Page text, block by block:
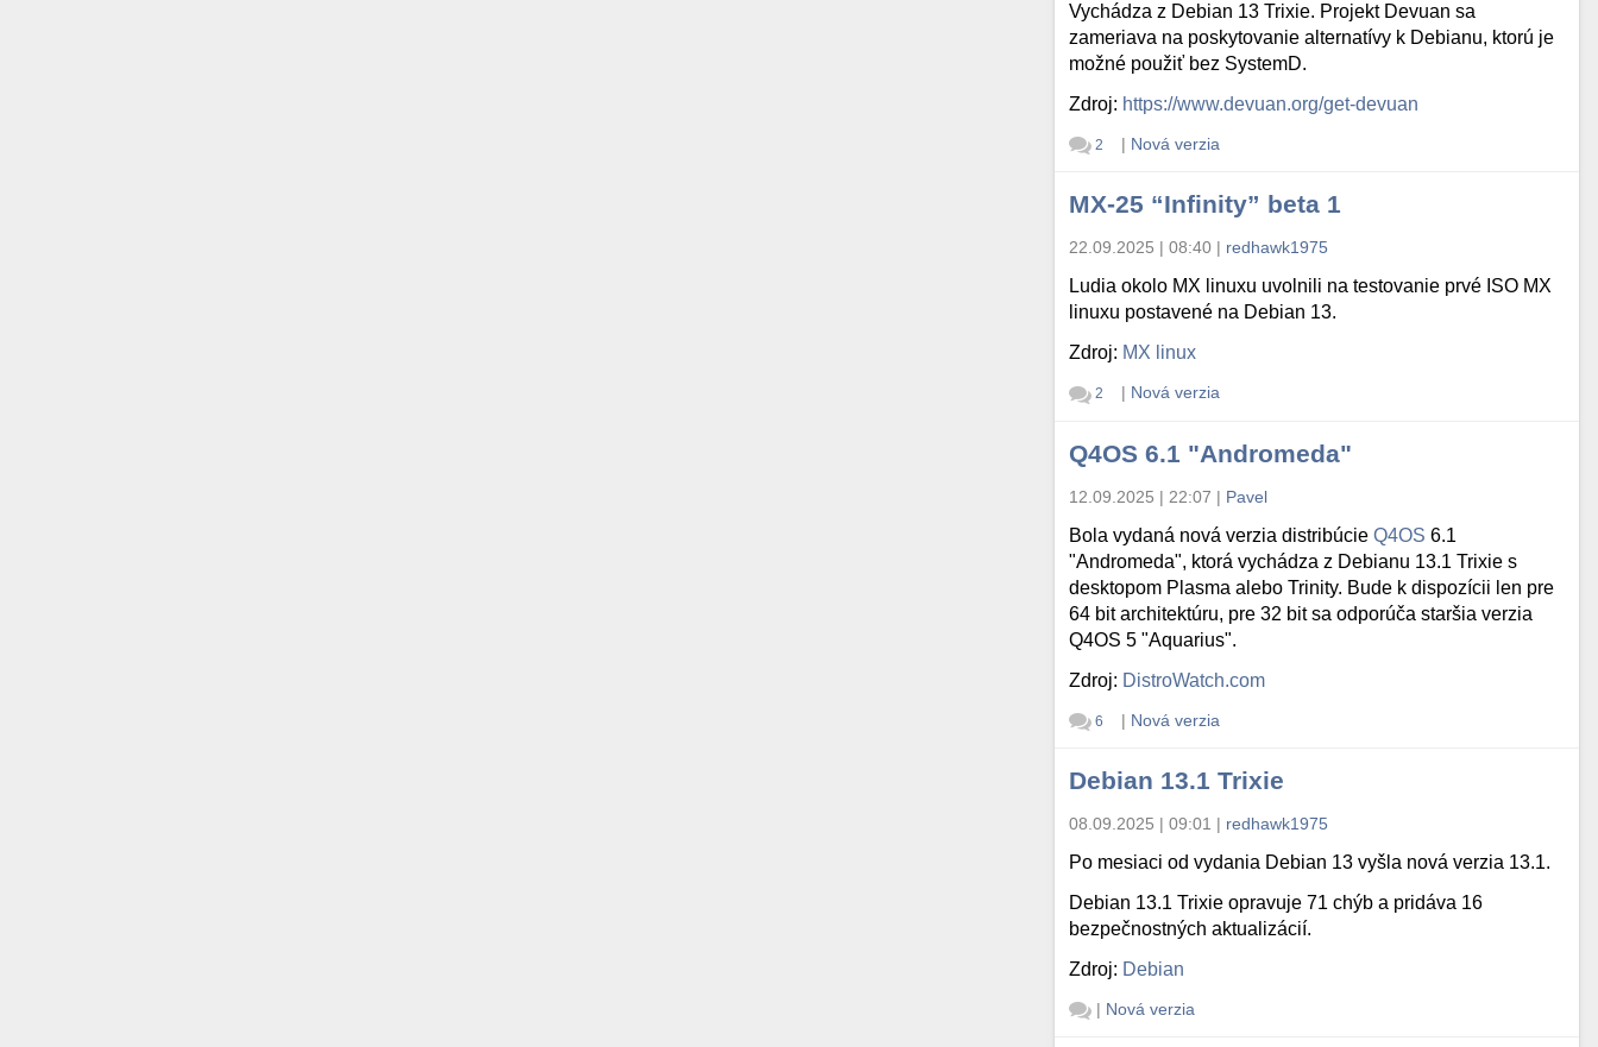
Vychádza z Debian 13 Trixie. Projekt Devuan sa
zameriava na poskytovanie alternatívy k Debianu, ktorú je
možné použiť bez SystemD.
Zdroj: https://www.devuan.org/get-devuan
2 | Nová verzia
MX-25 “Infinity” beta 1
22.09.2025 | 08:40 | redhawk1975
Ludia okolo MX linuxu uvolnili na testovanie prvé ISO MX
linuxu postavené na Debian 13.
Zdroj: MX linux
2 | Nová verzia
Q4OS 6.1 "Andromeda"
12.09.2025 | 22:07 | Pavel
Bola vydaná nová verzia distribúcieQ4OS 6.1
"Andromeda", ktorá vychádza z Debianu 13.1 Trixie s
desktopom Plasma alebo Trinity. Bude k dispozícii len pre
64 bit architektúru, pre 32 bit sa odporúča staršia verzia
Q4OS 5 "Aquarius".
Zdroj: DistroWatch.com
6 | Nová verzia
Debian 13.1 Trixie
08.09.2025 | 09:01 | redhawk1975
Po mesiaci od vydania Debian 13 vyšla nová verzia 13.1.
Debian 13.1 Trixie opravuje 71 chýb a pridáva 16
bezpečnostných aktualizácií.
Zdroj: Debian
| Nová verzia